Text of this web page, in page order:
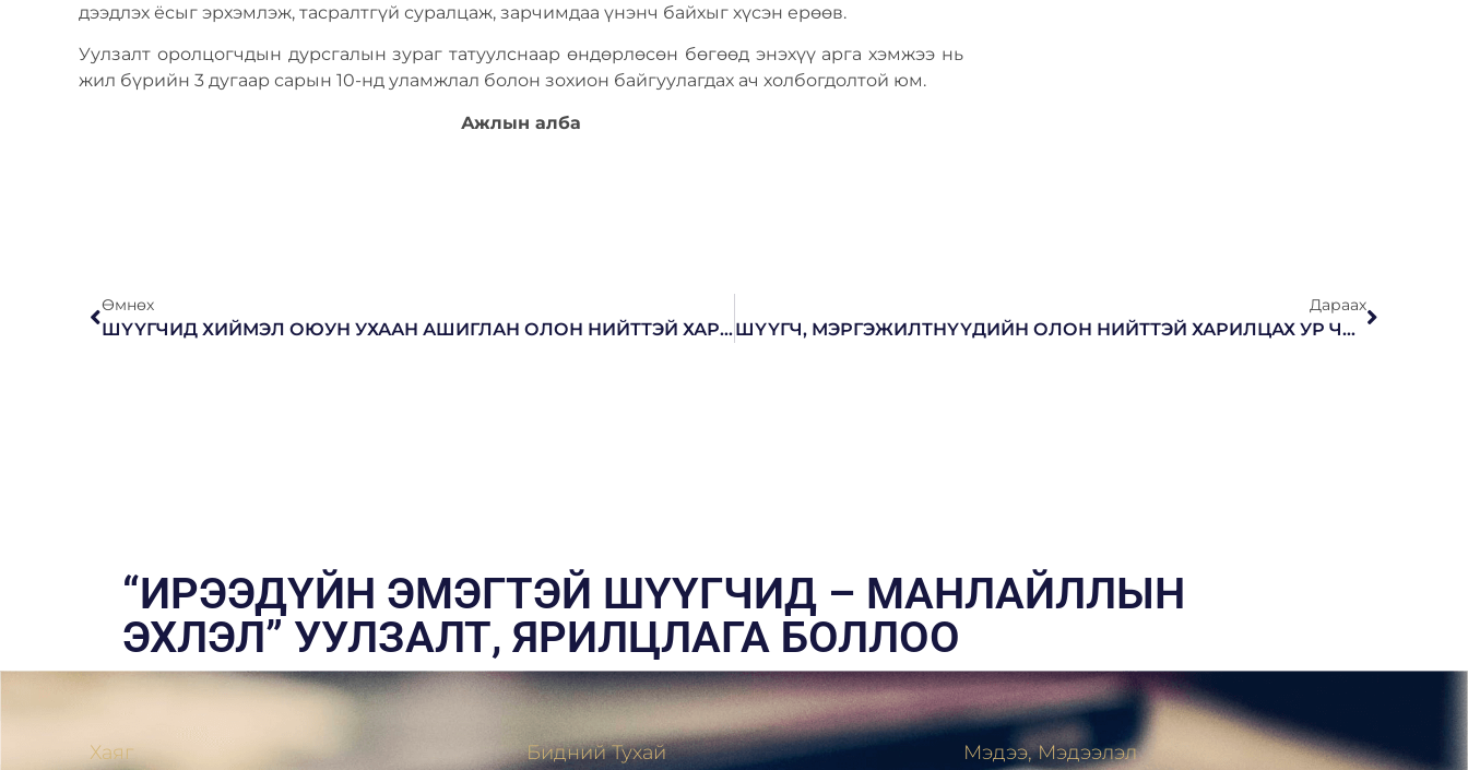
дээдлэх ёсыг эрхэмлэж, тасралтгүй суралцаж, зарчимдаа үнэнч байхыг хүсэн ерөөв.
Уулзалт оролцогчдын дурсгалын зураг татуулснаар өндөрлөсөн бөгөөд энэхүү арга хэмжээ нь
жил бүрийн 3 дугаар сарын 10-нд уламжлал болон зохион байгуулагдах ач холбогдолтой юм.
Ажлын алба
Өмнөх
ШҮҮГЧИД ХИЙМЭЛ ОЮУН УХААН АШИГЛАН ОЛОН НИЙТТЭЙ ХАРИЛЦАХ УР ЧАДВАРТ СУРАЛЦЛАА
Дараах
ШҮҮГЧ, МЭРГЭЖИЛТНҮҮДИЙН ОЛОН НИЙТТЭЙ ХАРИЛЦАХ УР ЧАДВАРЫГ ДЭЭШЛҮҮЛЭХ ЦАХИМ СУРГАЛТ БОЛЛОО
“ИРЭЭДҮЙН ЭМЭГТЭЙ ШҮҮГЧИД – МАНЛАЙЛЛЫН
ЭХЛЭЛ” УУЛЗАЛТ, ЯРИЛЦЛАГА БОЛЛОО
Хаяг Бидний Тухай Мэдээ, Мэдээлэл